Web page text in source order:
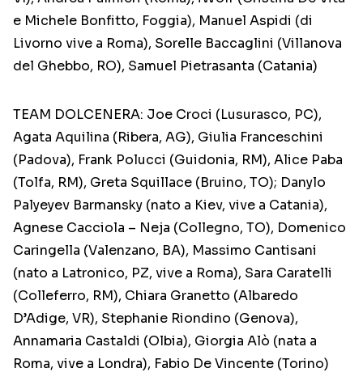
e Michele Bonfitto, Foggia), Manuel Aspidi (di
Livorno vive a Roma), Sorelle Baccaglini (Villanova
del Ghebbo, RO), Samuel Pietrasanta (Catania)
TEAM DOLCENERA: Joe Croci (Lusurasco, PC),
Agata Aquilina (Ribera, AG), Giulia Franceschini
(Padova), Frank Polucci (Guidonia, RM), Alice Paba
(Tolfa, RM), Greta Squillace (Bruino, TO); Danylo
Palyeyev Barmansky (nato a Kiev, vive a Catania),
Agnese Cacciola – Neja (Collegno, TO), Domenico
Caringella (Valenzano, BA), Massimo Cantisani
(nato a Latronico, PZ, vive a Roma), Sara Caratelli
(Colleferro, RM), Chiara Granetto (Albaredo
D’Adige, VR), Stephanie Riondino (Genova),
Annamaria Castaldi (Olbia), Giorgia Alò (nata a
Roma, vive a Londra), Fabio De Vincente (Torino)